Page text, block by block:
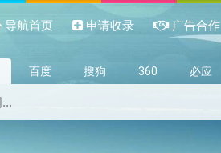
导航首页 申请收录 广告合作
百度 搜狗 360 必应